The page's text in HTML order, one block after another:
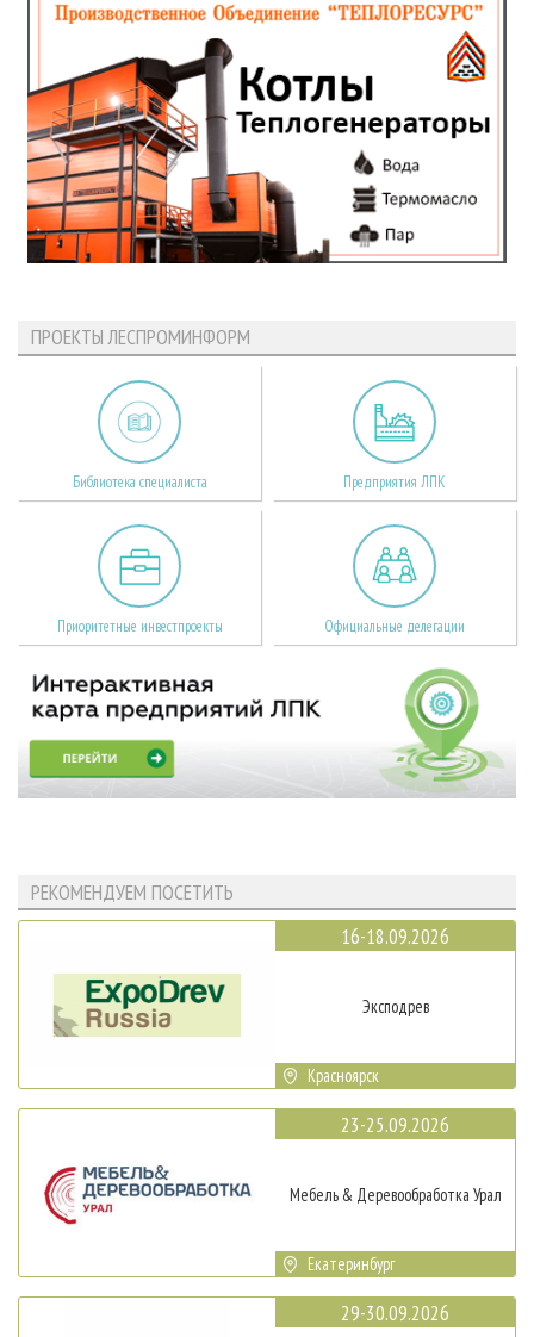
ПРОЕКТЫ ЛЕСПРОМИНФОРМ
Библиотека специалиста Предприятия ЛПК
Приоритетные инвестпроекты Официальные делегации
РЕКОМЕНДУЕМ ПОСЕТИТЬ
16-18.09.2026
Эксподрев
Красноярск
23-25.09.2026
Мебель & Деревообработка Урал
Екатеринбург
29-30.09.2026